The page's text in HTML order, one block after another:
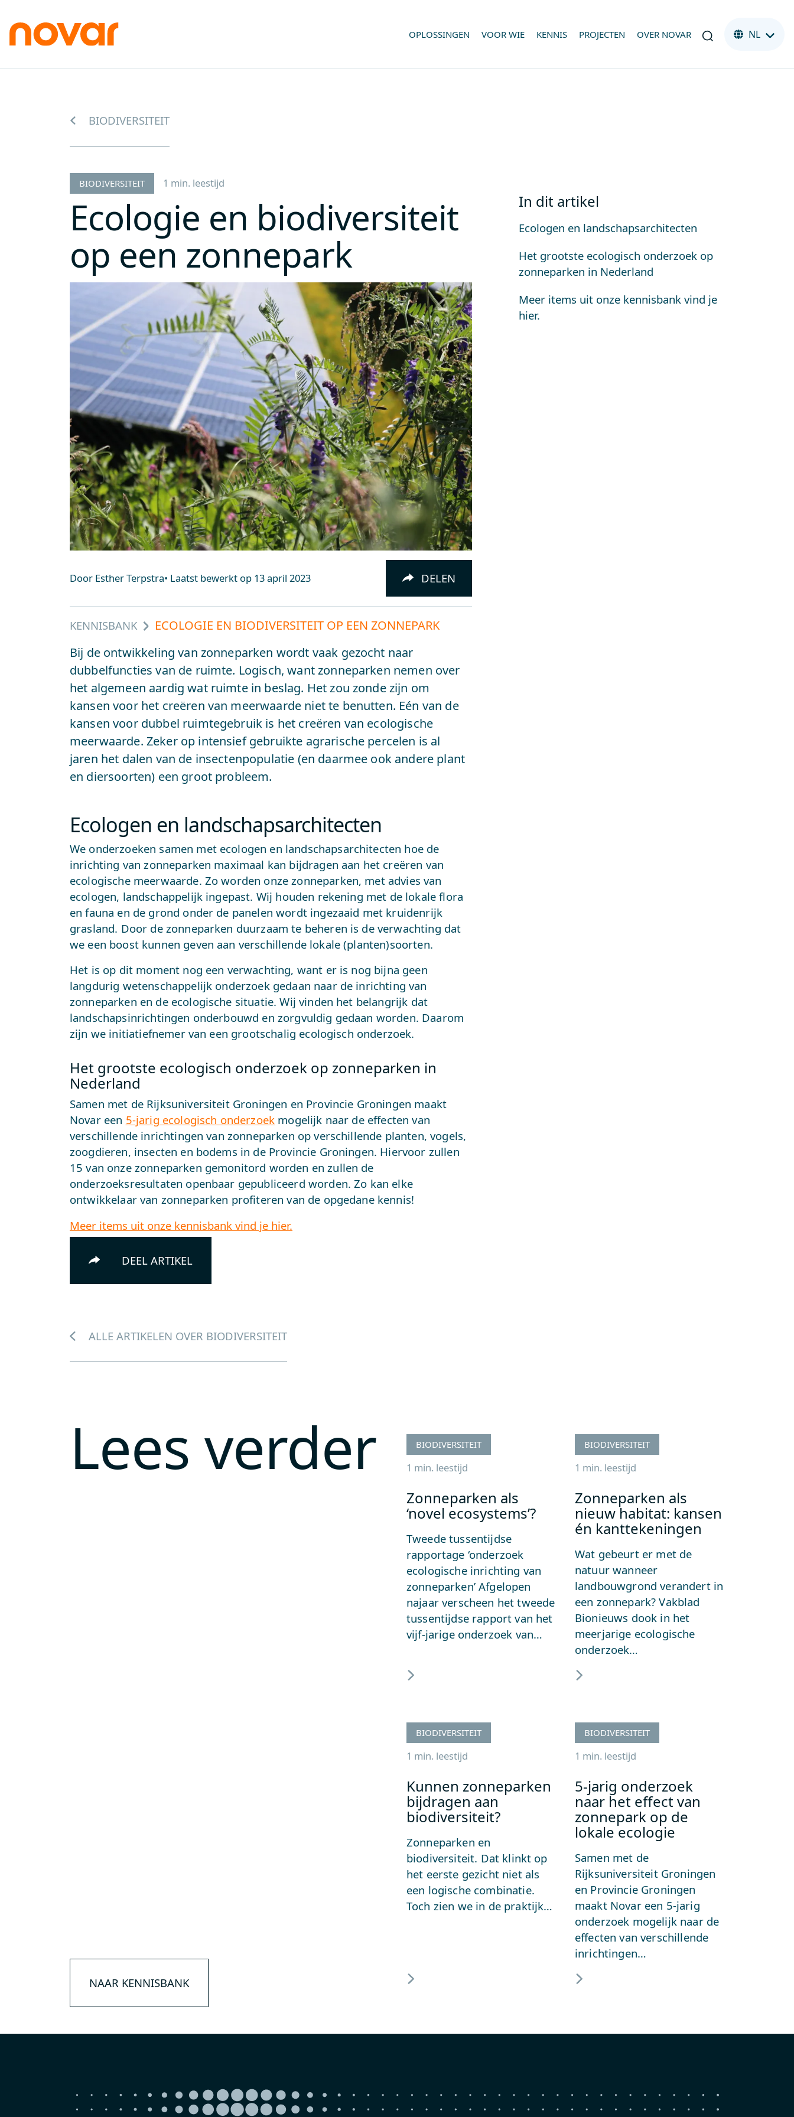
OPLOSSINGEN VOOR WIE KENNIS PROJECTEN OVER NOVAR NL
BIODIVERSITEIT
BIODIVERSITEIT 1 min. leestijd
Ecologie en biodiversiteit
op een zonnepark
Door Esther Terpstra• Laatst bewerkt op 13 april 2023 DELEN
KENNISBANK
ECOLOGIE EN BIODIVERSITEIT OP EEN ZONNEPARK
Bij de ontwikkeling van zonneparken wordt vaak gezocht naar
dubbelfuncties van de ruimte. Logisch, want zonneparken nemen over
het algemeen aardig wat ruimte in beslag. Het zou zonde zijn om
kansen voor het creëren van meerwaarde niet te benutten. Eén van de
kansen voor dubbel ruimtegebruik is het creëren van ecologische
meerwaarde. Zeker op intensief gebruikte agrarische percelen is al
jaren het dalen van de insectenpopulatie (en daarmee ook andere plant
en diersoorten) een groot probleem.
Ecologen en landschapsarchitecten
We onderzoeken samen met ecologen en landschapsarchitecten hoe de
inrichting van zonneparken maximaal kan bijdragen aan het creëren van
ecologische meerwaarde. Zo worden onze zonneparken, met advies van
ecologen, landschappelijk ingepast. Wij houden rekening met de lokale flora
en fauna en de grond onder de panelen wordt ingezaaid met kruidenrijk
grasland. Door de zonneparken duurzaam te beheren is de verwachting dat
we een boost kunnen geven aan verschillende lokale (planten)soorten.
Het is op dit moment nog een verwachting, want er is nog bijna geen
langdurig wetenschappelijk onderzoek gedaan naar de inrichting van
zonneparken en de ecologische situatie. Wij vinden het belangrijk dat
landschapsinrichtingen onderbouwd en zorgvuldig gedaan worden. Daarom
zijn we initiatiefnemer van een grootschalig ecologisch onderzoek.
Het grootste ecologisch onderzoek op zonneparken in
Nederland
Samen met de Rijksuniversiteit Groningen en Provincie Groningen maakt
Novar een 5-jarig ecologisch onderzoek mogelijk naar de effecten van
verschillende inrichtingen van zonneparken op verschillende planten, vogels,
zoogdieren, insecten en bodems in de Provincie Groningen. Hiervoor zullen
15 van onze zonneparken gemonitord worden en zullen de
onderzoeksresultaten openbaar gepubliceerd worden. Zo kan elke
ontwikkelaar van zonneparken profiteren van de opgedane kennis!
Meer items uit onze kennisbank vind je hier.
DEEL ARTIKEL
ALLE ARTIKELEN OVER BIODIVERSITEIT
In dit artikel
Ecologen en landschapsarchitecten
Het grootste ecologisch onderzoek op
zonneparken in Nederland
Meer items uit onze kennisbank vind je
hier.
Lees verder
NAAR KENNISBANK
BIODIVERSITEIT
1 min. leestijd
Zonneparken als
‘novel ecosystems’?
Tweede tussentijdse
rapportage ‘onderzoek
ecologische inrichting van
zonneparken’ Afgelopen
najaar verscheen het tweede
tussentijdse rapport van het
vijf-jarige onderzoek van…
BIODIVERSITEIT
1 min. leestijd
Zonneparken als
nieuw habitat: kansen
én kanttekeningen
Wat gebeurt er met de
natuur wanneer
landbouwgrond verandert in
een zonnepark? Vakblad
Bionieuws dook in het
meerjarige ecologische
onderzoek…
BIODIVERSITEIT
1 min. leestijd
Kunnen zonneparken
bijdragen aan
biodiversiteit?
Zonneparken en
biodiversiteit. Dat klinkt op
het eerste gezicht niet als
een logische combinatie.
Toch zien we in de praktijk…
BIODIVERSITEIT
1 min. leestijd
5-jarig onderzoek
naar het effect van
zonnepark op de
lokale ecologie
Samen met de
Rijksuniversiteit Groningen
en Provincie Groningen
maakt Novar een 5-jarig
onderzoek mogelijk naar de
effecten van verschillende
inrichtingen…